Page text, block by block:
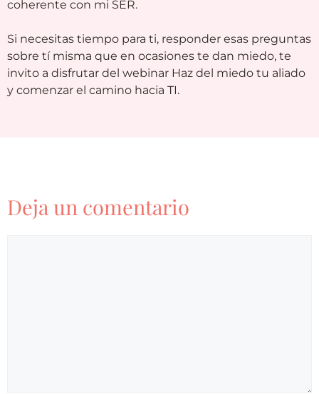
coherente con mi SER.
Si necesitas tiempo para ti, responder esas preguntas
sobre tí misma que en ocasiones te dan miedo, te
invito a disfrutar del webinar Haz del miedo tu aliado
y comenzar el camino hacia TI.
Deja un comentario